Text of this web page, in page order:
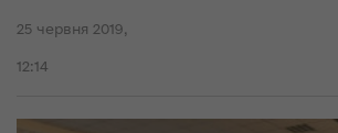
25 червня 2019,
12:14